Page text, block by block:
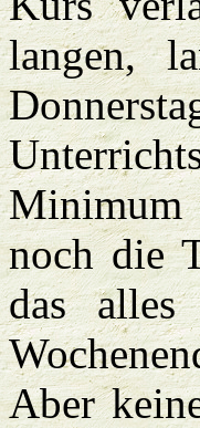
langen,
Minimum
noch die
das alles
Aber